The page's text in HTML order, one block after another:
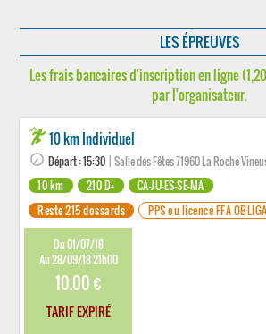
LES ÉPREUVES
Les frais bancaires d'inscription en ligne
par l'organisateur.
10 km Individuel
Départ : 15:30 | Salle des Fêtes 71960 La Roche-
10 km
210 D+
CA-JU-ES-SE-MA
Reste 215 dossards
PPS ou licence FFA
Du 01/07/18
Au 28/09/18 21h00
10.00 €
TARIF EXPIRÉ